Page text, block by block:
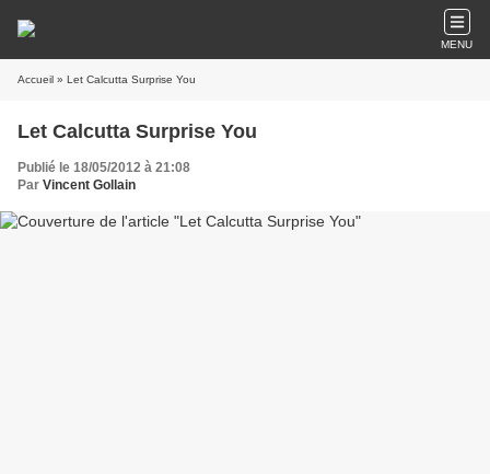
MENU
Accueil » Let Calcutta Surprise You
Let Calcutta Surprise You
Publié le 18/05/2012 à 21:08
Par Vincent Gollain